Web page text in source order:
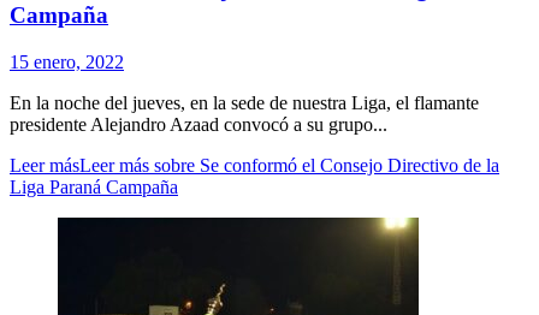
Campaña
15 enero, 2022
En la noche del jueves, en la sede de nuestra Liga, el flamante
presidente Alejandro Azaad convocó a su grupo...
Leer másLeer más sobre Se conformó el Consejo Directivo de la
Liga Paraná Campaña